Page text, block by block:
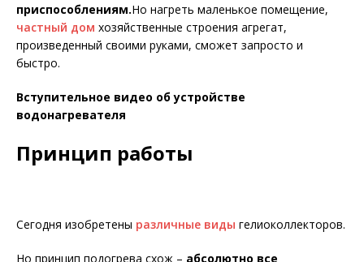
приспособлениям.Но нагреть маленькое помещение,
частный дом хозяйственные строения агрегат,
произведенный своими руками, сможет запросто и
быстро.
Вступительное видео об устройстве
водонагревателя
Принцип работы
Сегодня изобретены различные виды гелиоколлекторов.
Но принцип подогрева схож – абсолютно все